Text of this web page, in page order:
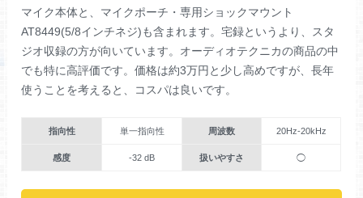
マイク本体と、マイクポーチ・専用ショックマウント
AT8449(5/8インチネジ)も含まれます。宅録というより、スタ
ジオ収録の方が向いています。オーディオテクニカの商品の中
でも特に高評価です。価格は約3万円と少し高めですが、長年
使うことを考えると、コスパは良いです。
指向性 単一指向性 周波数 20Hz-20kHz
感度 -32 dB 扱いやすさ ◯